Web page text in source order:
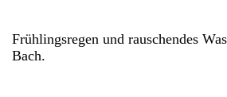
Frühlingsregen und rauschendes
Bach.